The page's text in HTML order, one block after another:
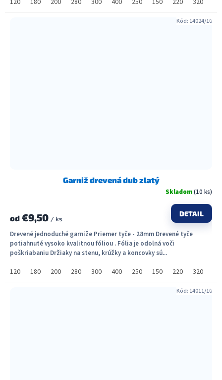
120 180 200 280 300 400 250 150 220 320
Garniž drevená dub zlatý
Skladom(10 ks)
od €9,50 / ks
DETAIL
Drevené jednoduché garniže Priemer tyče - 28mm Drevené tyče
potiahnuté vysoko kvalitnou fóliou . Fólia je odolná voči
poškriabaniu Držiaky na stenu, krúžky a koncovky sú...
120 180 200 280 300 400 250 150 220 320
Kód: 14024/10
Kód: 14011/10